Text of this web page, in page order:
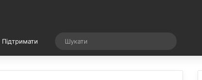
Підтримати Випадкова стаття